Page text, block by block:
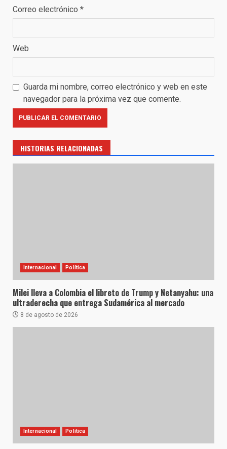
Correo electrónico *
Web
Guarda mi nombre, correo electrónico y web en este
navegador para la próxima vez que comente.
HISTORIAS RELACIONADAS
Internacional Política
Milei lleva a Colombia el libreto de Trump y Netanyahu: una
ultraderecha que entrega Sudamérica al mercado
8 de agosto de 2026
Internacional Política